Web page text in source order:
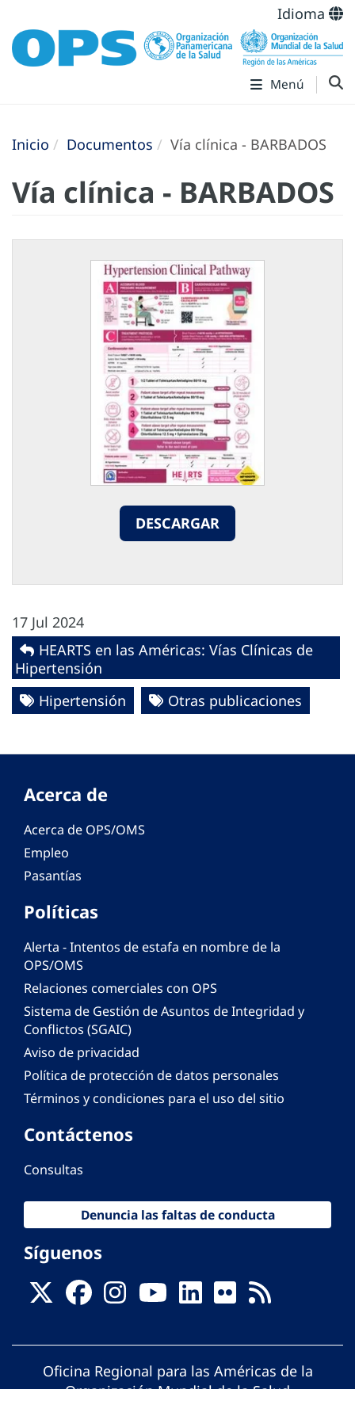
Idioma
Menú
Inicio Documentos Vía clínica - BARBADOS
Vía clínica - BARBADOS
DESCARGAR
17 Jul 2024
HEARTS en las Américas: Vías Clínicas de
Hipertensión
Hipertensión
Otras publicaciones
Acerca de
Acerca de OPS/OMS
Empleo
Pasantías
Políticas
Alerta - Intentos de estafa en nombre de la
OPS/OMS
Relaciones comerciales con OPS
Sistema de Gestión de Asuntos de Integridad y
Conflictos (SGAIC)
Aviso de privacidad
Política de protección de datos personales
Términos y condiciones para el uso del sitio
Contáctenos
Consultas
Denuncia las faltas de conducta
Síguenos
Oficina Regional para las Américas de la
Organización Mundial de la Salud